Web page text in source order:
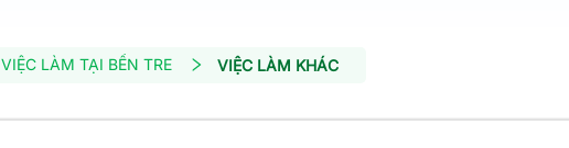
VIỆC LÀM TẠI BẾN TRE VIỆC LÀM KHÁC